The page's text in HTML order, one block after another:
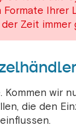
Formate Ihrer
Zeit immer
Kommen wir
die den